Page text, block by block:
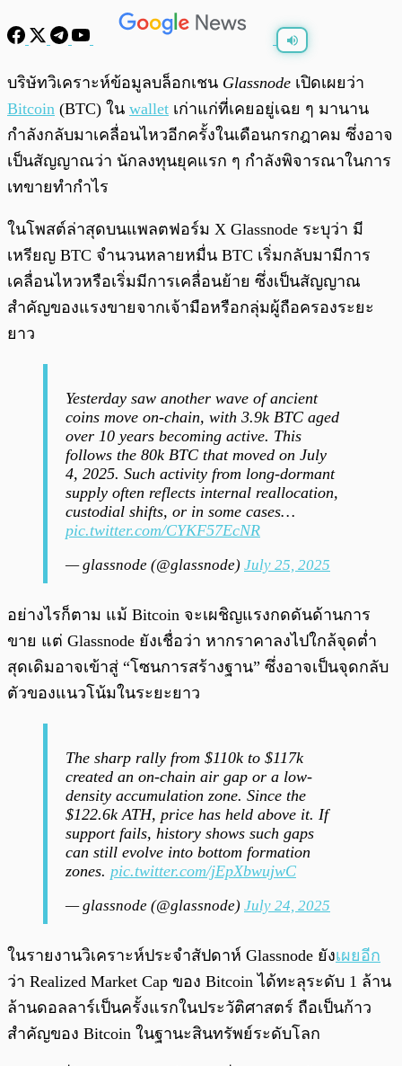
พร้อมเล่น 0:00 0:00
บริษัทวิเคราะห์ข้อมูลบล็อกเชน Glassnode เปิดเผยว่า
Bitcoin (BTC) ใน wallet เก่าแก่ที่เคยอยู่เฉย ๆ มานาน
กำลังกลับมาเคลื่อนไหวอีกครั้งในเดือนกรกฎาคม ซึ่งอาจ
เป็นสัญญาณว่า นักลงทุนยุคแรก ๆ กำลังพิจารณาในการ
เทขายทำกำไร
ในโพสต์ล่าสุดบนแพลตฟอร์ม X Glassnode ระบุว่า มี
เหรียญ BTC จำนวนหลายหมื่น BTC เริ่มกลับมามีการ
เคลื่อนไหวหรือเริ่มมีการเคลื่อนย้าย ซึ่งเป็นสัญญาณ
สำคัญของแรงขายจากเจ้ามือหรือกลุ่มผู้ถือครองระยะ
ยาว
Yesterday saw another wave of ancient
coins move on-chain, with 3.9k BTC aged
over 10 years becoming active. This
follows the 80k BTC that moved on July
4, 2025. Such activity from long-dormant
supply often reflects internal reallocation,
custodial shifts, or in some cases…
pic.twitter.com/CYKF57EcNR
— glassnode (@glassnode) July 25, 2025
อย่างไรก็ตาม แม้ Bitcoin จะเผชิญแรงกดดันด้านการ
ขาย แต่ Glassnode ยังเชื่อว่า หากราคาลงไปใกล้จุดต่ำ
สุดเดิมอาจเข้าสู่ “โซนการสร้างฐาน” ซึ่งอาจเป็นจุดกลับ
ตัวของแนวโน้มในระยะยาว
The sharp rally from $110k to $117k
created an on-chain air gap or a low-
density accumulation zone. Since the
$122.6k ATH, price has held above it. If
support fails, history shows such gaps
can still evolve into bottom formation
zones. pic.twitter.com/jEpXbwujwC
— glassnode (@glassnode) July 24, 2025
ในรายงานวิเคราะห์ประจำสัปดาห์ Glassnode ยังเผยอีก
ว่า Realized Market Cap ของ Bitcoin ได้ทะลุระดับ 1 ล้าน
ล้านดอลลาร์เป็นครั้งแรกในประวัติศาสตร์ ถือเป็นก้าว
สำคัญของ Bitcoin ในฐานะสินทรัพย์ระดับโลก